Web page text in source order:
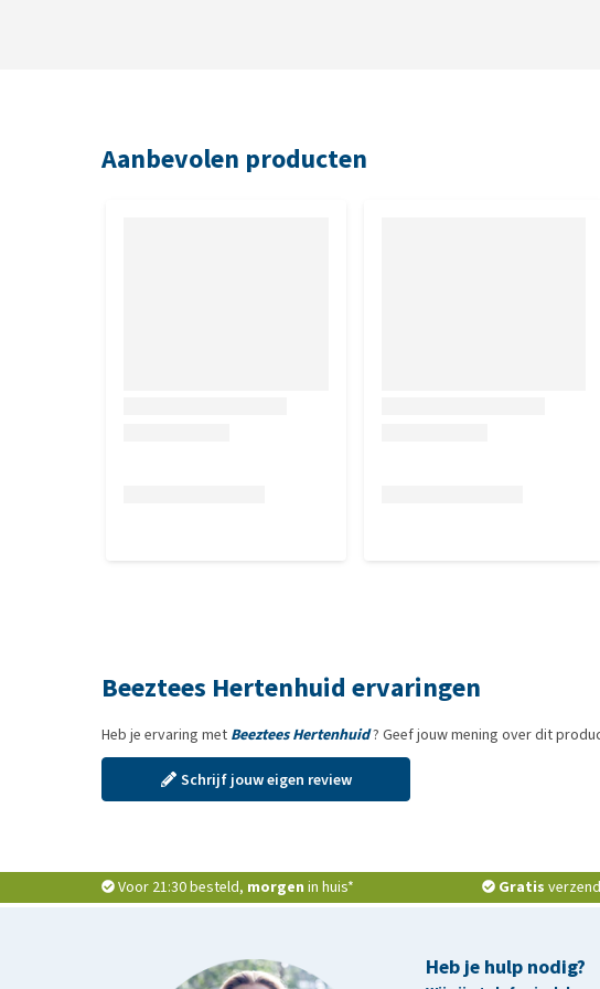
Aanbevolen producten
Beeztees Hertenhuid ervaringen
Heb je ervaring met Beeztees Hertenhuid? Geef jouw mening over dit
Schrijf jouw eigen review
Voor 21:30 besteld, morgen in huis* Gratis
Heb je hulp nodig?